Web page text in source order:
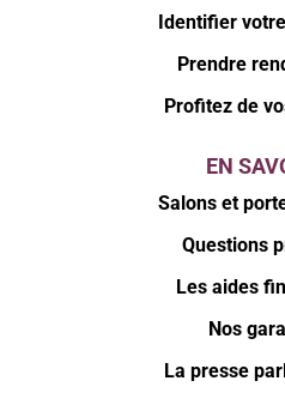
Identifier
Prendre
Profitez de
EN
Salons et
Questions
Les aides
Nos
La presse